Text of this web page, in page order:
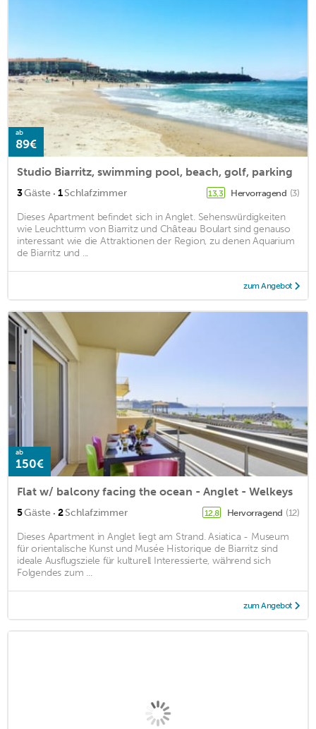
ab
89€
Studio Biarritz, swimming pool, beach, golf, parking
3Gäste · 1Schlafzimmer 13,3 Hervorragend (3)
Dieses Apartment befindet sich in Anglet. Sehenswürdigkeiten
wie Leuchtturm von Biarritz und Château Boulart sind genauso
interessant wie die Attraktionen der Region, zu denen Aquarium
de Biarritz und ...
zum Angebot
ab
150€
Flat w/ balcony facing the ocean - Anglet - Welkeys
5Gäste · 2Schlafzimmer 12,8 Hervorragend (12)
Dieses Apartment in Anglet liegt am Strand. Asiatica - Museum
für orientalische Kunst und Musée Historique de Biarritz sind
ideale Ausflugsziele für kulturell Interessierte, während sich
Folgendes zum ...
zum Angebot